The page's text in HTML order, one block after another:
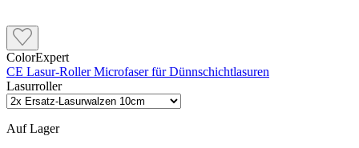
ColorExpert
CE Lasur-Roller Microfaser für Dünnschichtlasuren
Lasurroller
Auf Lager